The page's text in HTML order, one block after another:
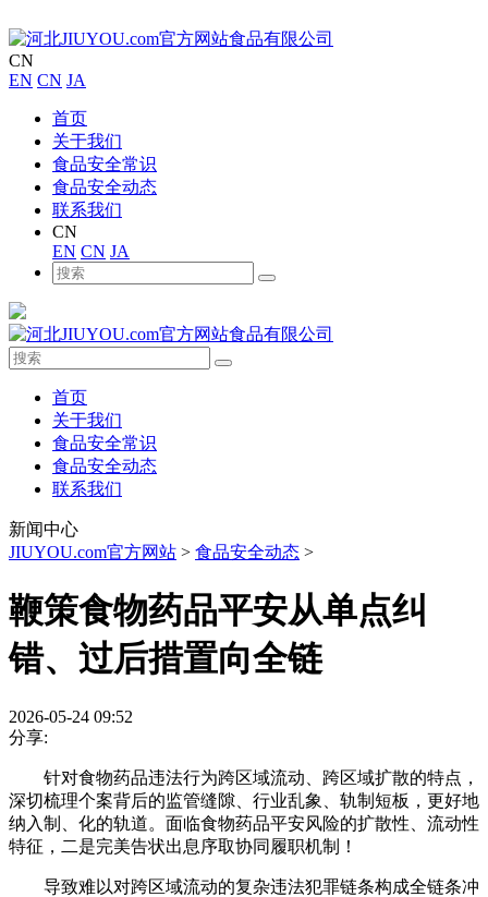
CN
EN CN JA
首页
关于我们
食品安全常识
食品安全动态
联系我们
CN
EN CN JA
首页
关于我们
食品安全常识
食品安全动态
联系我们
新闻中心
JIUYOU.com官方网站 > 食品安全动态 >
鞭策食物药品平安从单点纠
错、过后措置向全链
2026-05-24 09:52
分享:
针对食物药品违法行为跨区域流动、跨区域扩散的特点，
深切梳理个案背后的监管缝隙、行业乱象、轨制短板，更好地
纳入制、化的轨道。面临食物药品平安风险的扩散性、流动性
特征，二是完美告状出息序取协同履职机制！
导致难以对跨区域流动的复杂违法犯罪链条构成全链条冲